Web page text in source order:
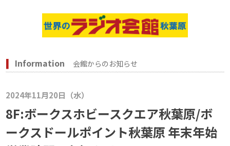
Information 会館からのお知らせ
2024年11月20日（水）
8F:ボークスホビースクエア秋葉原/ボ
ークスドールポイント秋葉原 年末年始